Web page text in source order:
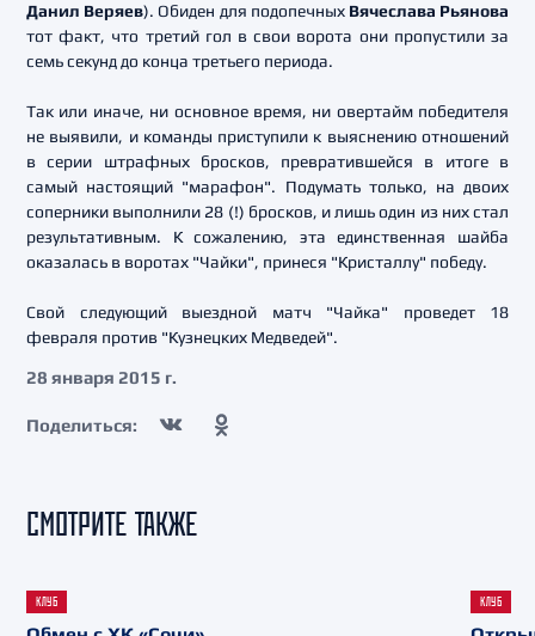
Данил Веряев). Обиден для подопечных Вячеслава Рьянова
тот факт, что третий гол в свои ворота они пропустили за
семь секунд до конца третьего периода.
Так или иначе, ни основное время, ни овертайм победителя
не выявили, и команды приступили к выяснению отношений
в серии штрафных бросков, превратившейся в итоге в
самый настоящий "марафон". Подумать только, на двоих
соперники выполнили 28 (!) бросков, и лишь один из них стал
результативным. К сожалению, эта единственная шайба
оказалась в воротах "Чайки", принеся "Кристаллу" победу.
Свой следующий выездной матч "Чайка" проведет 18
февраля против "Кузнецких Медведей".
28 января 2015 г.
Поделиться:
СМОТРИТЕ ТАКЖЕ
КЛУБ КЛУБ